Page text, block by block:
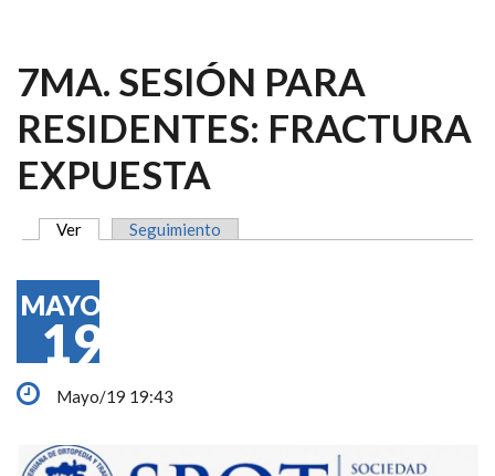
7MA. SESIÓN PARA
RESIDENTES: FRACTURA
EXPUESTA
Ver (solapa activa)
Seguimiento
MAYO
19
Mayo/19 19:43